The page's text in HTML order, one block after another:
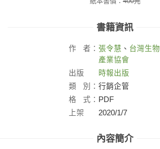
書籍資訊
作 者： 張令慧 、 台灣生物
產業協會
出版
社：
時報出版
類
別： 行銷企管
格
式： PDF
上架
2020/1/7
內容簡介